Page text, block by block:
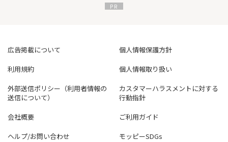
広告掲載について
個人情報保護方針
利用規約
個人情報取り扱い
外部送信ポリシー（利用者情報の
送信について）
カスタマーハラスメントに対する
行動指針
会社概要
ご利用ガイド
ヘルプ/お問い合わせ
モッピーSDGs